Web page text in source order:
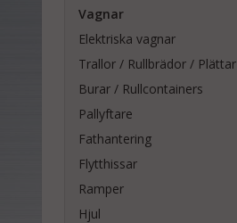
Vagnar
Elektriska vagnar
Trallor / Rullbrädor / Plättar
Burar / Rullcontainers
Pallyftare
Fathantering
Flytthissar
Ramper
Hjul